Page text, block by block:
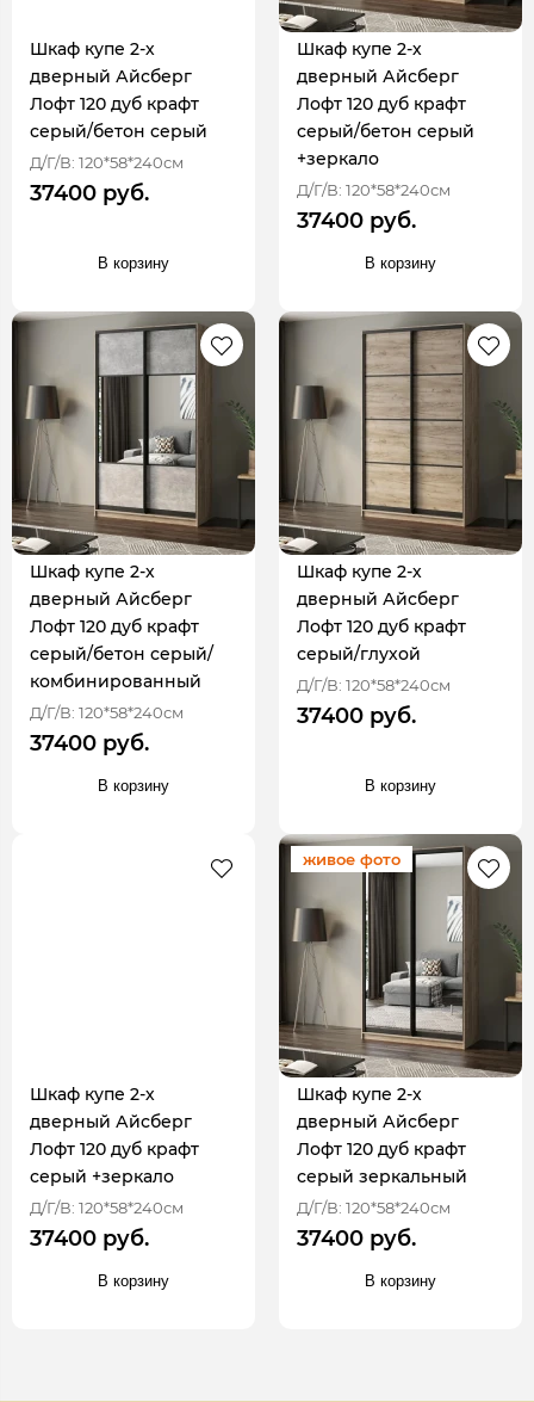
Шкаф купе 2-х
дверный Айсберг
Лофт 120 дуб крафт
серый/бетон серый
Д/Г/В: 120*58*240см
37400 руб.
В корзину
Шкаф купе 2-х
дверный Айсберг
Лофт 120 дуб крафт
серый/бетон серый
+зеркало
Д/Г/В: 120*58*240см
37400 руб.
В корзину
Шкаф купе 2-х
дверный Айсберг
Лофт 120 дуб крафт
серый/бетон серый/
комбинированный
Д/Г/В: 120*58*240см
37400 руб.
В корзину
Шкаф купе 2-х
дверный Айсберг
Лофт 120 дуб крафт
серый/глухой
Д/Г/В: 120*58*240см
37400 руб.
В корзину
Шкаф купе 2-х
дверный Айсберг
Лофт 120 дуб крафт
серый +зеркало
Д/Г/В: 120*58*240см
37400 руб.
В корзину
живое фото
Шкаф купе 2-х
дверный Айсберг
Лофт 120 дуб крафт
серый зеркальный
Д/Г/В: 120*58*240см
37400 руб.
В корзину